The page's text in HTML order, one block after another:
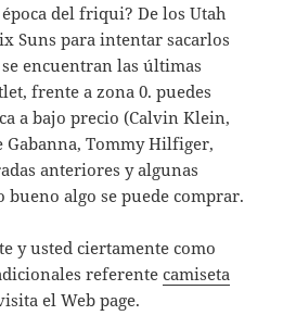
del friqui? De los Utah
Suns para intentar sacarlos
encuentran las últimas
frente a zona 0. puedes
a bajo precio (Calvin Klein,
Gabanna, Tommy Hilfiger,
anteriores y algunas
bueno algo se puede comprar.
y usted ciertamente como
referentecamiseta
el Web page.